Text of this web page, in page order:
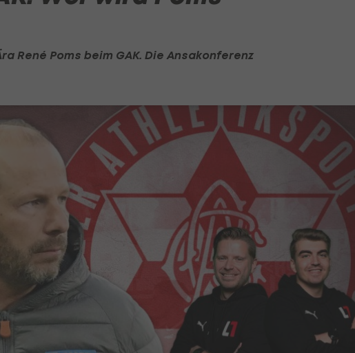
René Poms beim GAK. Die Ansakonferenz